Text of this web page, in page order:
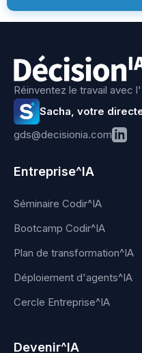
Réinventez le travail avec
Sacha, votre
gds@decisionia.com
Entreprise^IA
Séminaire Codir^IA
Bootcamp Codir^IA
Plan de transformation^IA
Déploiement d'agents^IA
Cercle Entreprise^IA
Devenir^IA